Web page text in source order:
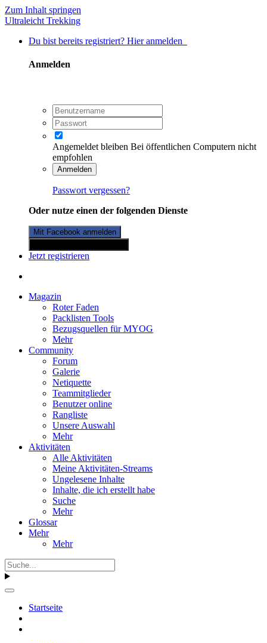
Zum Inhalt springen
Ultraleicht Trekking
Du bist bereits registriert? Hier anmelden
Anmelden
Angemeldet bleiben Bei öffentlichen Computern nicht
empfohlen
Anmelden
Passwort vergessen?
Oder nutze einen der folgenden Dienste
Mit Facebook anmelden
Jetzt registrieren
Magazin
Roter Faden
Packlisten Tools
Bezugsquellen für MYOG
Mehr
Community
Forum
Galerie
Netiquette
Teammitglieder
Benutzer online
Rangliste
Unsere Auswahl
Mehr
Aktivitäten
Alle Aktivitäten
Meine Aktivitäten-Streams
Ungelesene Inhalte
Inhalte, die ich erstellt habe
Suche
Mehr
Glossar
Mehr
Mehr
Startseite